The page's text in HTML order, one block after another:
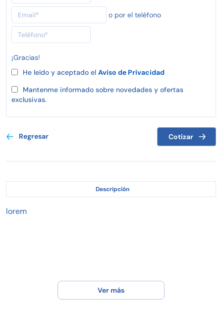
o por el teléfono
¡Gracias!
He leído y aceptado el Aviso de Privacidad
Mantenme informado sobre novedades y ofertas
exclusivas.
Regresar Cotizar
Descripción
lorem
Ver más